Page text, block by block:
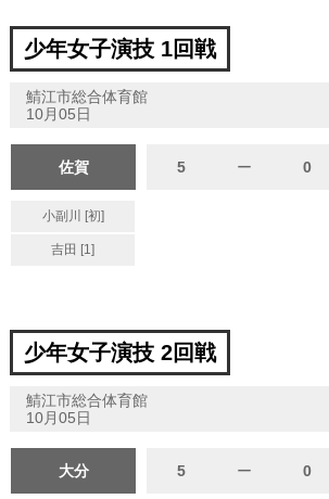
少年女子演技 1回戦
鯖江市総合体育館
10月05日
佐賀 5 ー 0
小副川 [初]
吉田 [1]
少年女子演技 2回戦
鯖江市総合体育館
10月05日
大分 5 ー 0